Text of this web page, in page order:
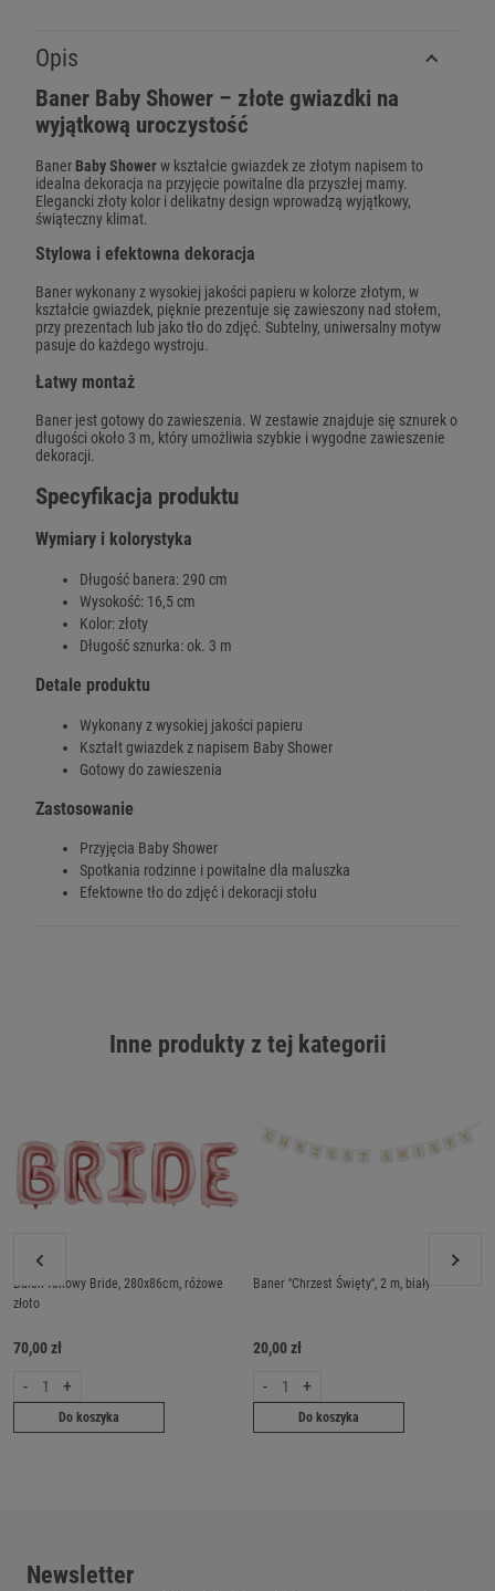
Opis
Baner Baby Shower – złote gwiazdki na
wyjątkową uroczystość
Baner Baby Showerw kształcie gwiazdek ze złotym napisem to
idealna dekoracja na przyjęcie powitalne dla przyszłej mamy.
Elegancki złoty kolor i delikatny design wprowadzą wyjątkowy,
świąteczny klimat.
Stylowa i efektowna dekoracja
Baner wykonany z wysokiej jakości papieru w kolorze złotym, w
kształcie gwiazdek, pięknie prezentuje się zawieszony nad stołem,
przy prezentach lub jako tło do zdjęć. Subtelny, uniwersalny motyw
pasuje do każdego wystroju.
Łatwy montaż
Baner jest gotowy do zawieszenia. W zestawie znajduje się sznurek o
długości około 3 m, który umożliwia szybkie i wygodne zawieszenie
dekoracji.
Specyfikacja produktu
Wymiary i kolorystyka
Długość banera: 290 cm
Wysokość: 16,5 cm
Kolor: złoty
Długość sznurka: ok. 3 m
Detale produktu
Wykonany z wysokiej jakości papieru
Kształt gwiazdek z napisem Baby Shower
Gotowy do zawieszenia
Zastosowanie
Przyjęcia Baby Shower
Spotkania rodzinne i powitalne dla maluszka
Efektowne tło do zdjęć i dekoracji stołu
Inne produkty z tej kategorii
Balon foliowy Bride, 280x86cm, różowe
złoto
70,00 zł
- +
Do koszyka
Baner ''Chrzest Święty'', 2 m, biały
20,00 zł
- +
Do koszyka
Newsletter